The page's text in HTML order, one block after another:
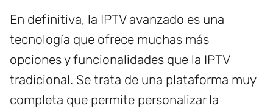
En definitiva, la IPTV avanzado es una
tecnología que ofrece muchas más
opciones y funcionalidades que la IPTV
tradicional. Se trata de una plataforma muy
completa que permite personalizar la